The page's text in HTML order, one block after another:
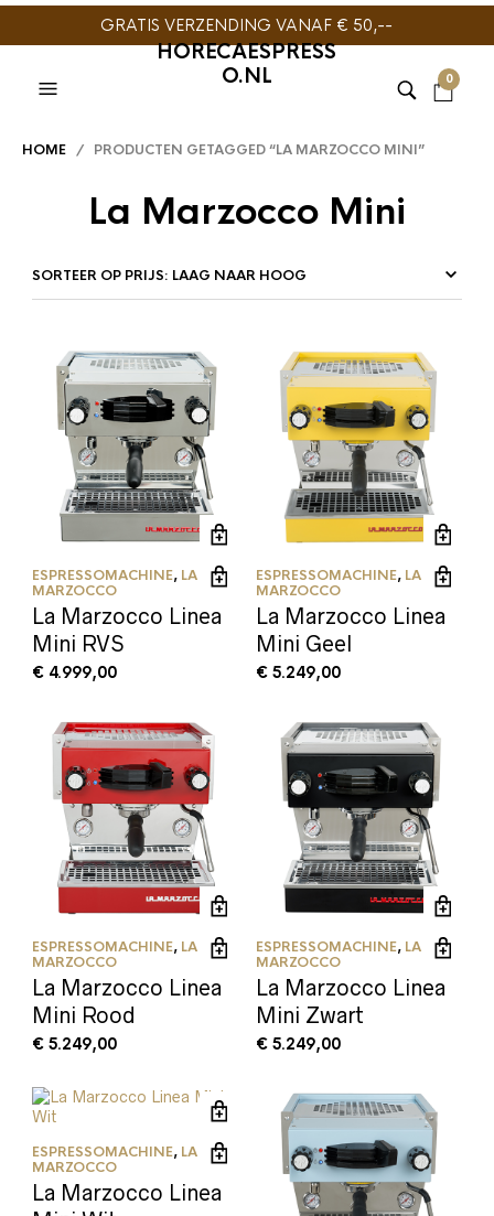
GRATIS VERZENDING VANAF € 50,--
HORECAESPRESS
O.NL
0
HOME / PRODUCTEN GETAGGED “LA MARZOCCO MINI”
La Marzocco Mini
ESPRESSOMACHINE, LA
MARZOCCO
La Marzocco Linea
Mini RVS
€4.999,00
ESPRESSOMACHINE, LA
MARZOCCO
La Marzocco Linea
Mini Geel
€5.249,00
ESPRESSOMACHINE, LA
MARZOCCO
La Marzocco Linea
Mini Rood
€5.249,00
ESPRESSOMACHINE, LA
MARZOCCO
La Marzocco Linea
Mini Zwart
€5.249,00
ESPRESSOMACHINE, LA
MARZOCCO
La Marzocco Linea